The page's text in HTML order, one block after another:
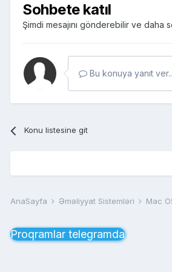
Sohbete katıl
Şimdi mesajını gönderebilir ve daha
Bu konuya yanıt
Konu listesine git
AnaSayfa Əməliyyat Sistemləri Mac
Proqramlar telegramda